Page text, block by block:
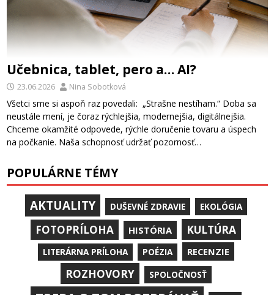
Učebnica, tablet, pero a… AI?
23.06.2026 Nina Sobotková
Všetci sme si aspoň raz povedali: „Strašne nestíham.“ Doba sa
neustále mení, je čoraz rýchlejšia, modernejšia, digitálnejšia.
Chceme okamžité odpovede, rýchle doručenie tovaru a úspech
na počkanie. Naša schopnosť udržať pozornosť…
POPULÁRNE TÉMY
AKTUALITY DUŠEVNÉ ZDRAVIE EKOLÓGIA
FOTOPRÍLOHA HISTÓRIA KULTÚRA
LITERÁRNA PRÍLOHA POÉZIA RECENZIE
ROZHOVORY SPOLOČNOSŤ